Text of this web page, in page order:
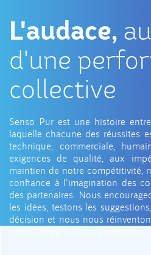
L'audace,
d'une
collective
Senso Pur est une histoire
laquelle chacune des réussites
technique, commerciale,
exigences de qualité, aux
maintien de notre compétitivité,
confiance à l'imagination des
des partenaires. Nous
les idées, testons les
décision et nous nous